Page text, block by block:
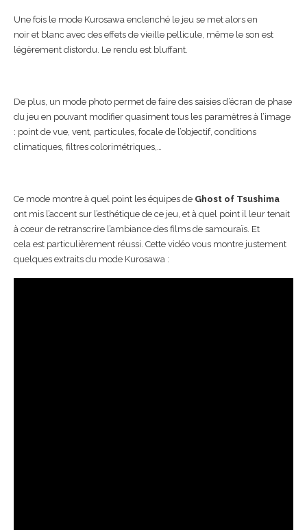
Une fois le mode Kurosawa enclenché le jeu se met alors en
noir et blanc avec des effets de vieille pellicule, même le son est
légèrement distordu. Le rendu est bluffant.
De plus, un mode photo permet de faire des saisies d’écran de phase
du jeu en pouvant modifier quasiment tous les paramètres à l’image
: point de vue, vent, particules, focale de l’objectif, conditions
climatiques, filtres colorimétriques,…
Ce mode montre à quel point les équipes de Ghost of Tsushima
ont mis l’accent sur l’esthétique de ce jeu, et à quel point il leur tenait
à cœur de retranscrire l’ambiance des films de samouraïs. Et
cela est particulièrement réussi. Cette vidéo vous montre justement
quelques extraits du mode Kurosawa :